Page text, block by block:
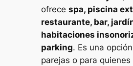
ofrece spa, piscina
restaurante, bar,
habitaciones
parking. Es una
parejas o para